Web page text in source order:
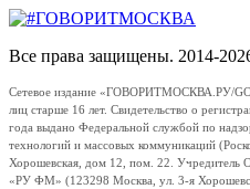
Все права защищены. 2014-
Сетевое издание «ГОВОРИТМОСКВА.РУ/
лиц старше 16 лет. Свидетельство о
года выдано Федеральной службой по
технологий и массовых коммуникаций
Хорошевская, дом 12, пом. 22. Учредитель
«РУ ФМ» (123298 Москва, ул. 3-я